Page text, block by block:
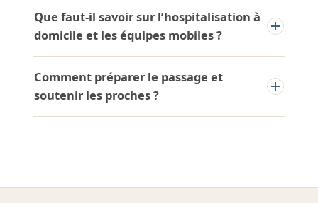
Que faut-il savoir sur l’hospitalisation à
domicile et les équipes mobiles ?
Comment préparer le passage et
soutenir les proches ?